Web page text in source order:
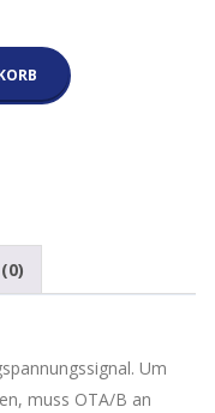
Um
muss OTA/B an